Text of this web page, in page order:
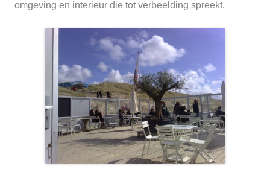
omgeving en interieur die tot verbeelding spreekt.